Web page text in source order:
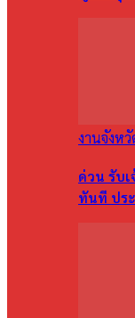
งานจังห
ด่วน รับ
ทันที ปร